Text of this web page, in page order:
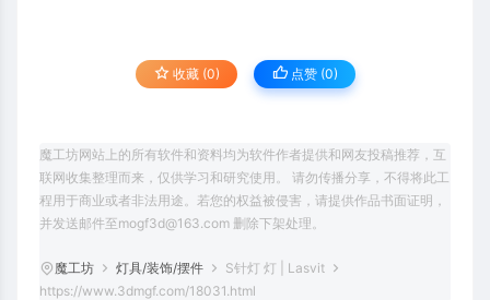
收藏 (0) 点赞 (0)
魔工坊网站上的所有软件和资料均为软件作者提供和网友投稿推荐，互
联网收集整理而来，仅供学习和研究使用。 请勿传播分享，不得将此工
程用于商业或者非法用途。若您的权益被侵害，请提供作品书面证明，
并发送邮件至mogf3d@163.com 删除下架处理。
魔工坊 灯具/装饰/摆件
S针灯 灯 | Lasvit
https://www.3dmgf.com/18031.html